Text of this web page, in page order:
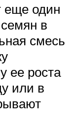
еще один
в
смесь
ее роста
или в